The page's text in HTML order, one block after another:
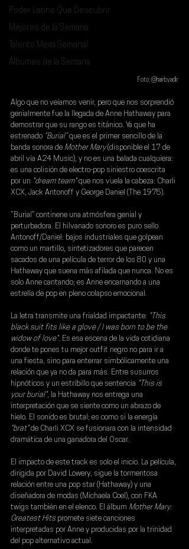
Poder Latino Que Descubrir
Mejores de la Semana
Talento Mexa Semanal
Álbumes de la Semana
Foto: @hairbyadir
Algo que no veíamos venir, pero que nos sorprendió
genialmente fue la llegada de Anne Hathaway para
demostrar que su rango es titánico. Ya que ha
estrenado
“Burial” que es el primer sencillo de la
banda sonora de Mother Mary (disponible el 17 de
abril vía A24 Music), y no es una balada cualquiera:
es una colisión de electro-pop siniestro coescrita
por un "dream team" que nos vuela la cabeza: Charli
XCX, Jack Antonoff y George Daniel (The 1975).
“Burial” continene una atmósfera genial y
perturbadora. El hilvanado sonoro es puro sello
Antonoff/Daniel: bajos industriales que golpean
como un martillo, sintetizadores que parecen
sacados de una película de terror de los 80 y una
Hathaway que suena más afilada que nunca. No es
solo Anne cantando; es Anne encarnando a una
estrella de pop en pleno colapso emocional.
La letra transmite una frialdad impactante: "This
black suit fits like a glove / I was born to be the
widow of love". Es esa escena de la vida cotidiana
donde te pones tu mejor outfit negro no para ir a
una fiesta, sino para enterrar simbólicamente una
relación que ya no da para más. Entre susurros
hipnóticos y un estribillo que sentencia "This is
your burial", la Hathaway nos entrega una
interpretación que se siente como un abrazo de
hielo. El sonido es brutal; es como si la energía
"brat" de Charli XCX se fusionara con la intensidad
dramática de una ganadora del Oscar.
El impacto de este track es solo el inicio. La película,
dirigida por David Lowery, sigue la tormentosa
relación entre una pop star (Hathaway) y una
diseñadora de modas (Michaela Coel), con FKA
twigs también en el elenco. El álbum Mother Mary:
Greatest Hits promete siete canciones
interpretadas por Anne y producidas por la trinidad
del pop alternativo actual.